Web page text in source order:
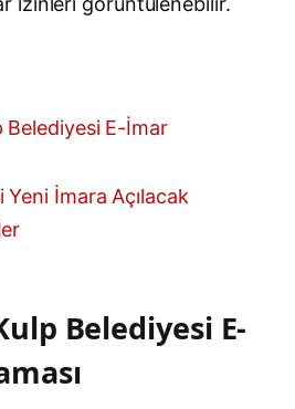
Belediyesi E-İmar
Yeni İmara Açılacak
Belediyesi E-